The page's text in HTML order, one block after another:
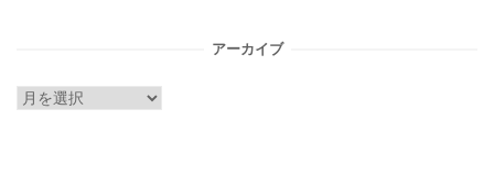
アーカイブ
ア